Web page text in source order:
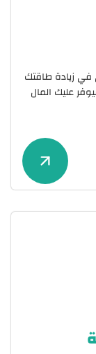
في زيادة طاقتك
عليك المال